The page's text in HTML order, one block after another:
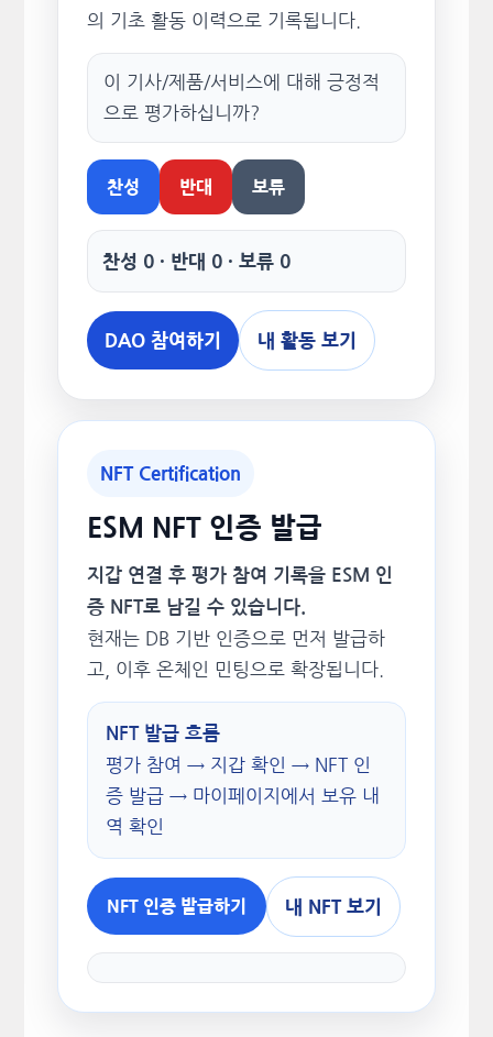
의 기초 활동 이력으로 기록됩니다.
이 기사/제품/서비스에 대해 긍정적
으로 평가하십니까?
찬성 반대 보류
찬성 0 · 반대 0 · 보류 0
DAO 참여하기 내 활동 보기
NFT Certification
ESM NFT 인증 발급
지갑 연결 후 평가 참여 기록을 ESM 인
증 NFT로 남길 수 있습니다.
현재는 DB 기반 인증으로 먼저 발급하
고, 이후 온체인 민팅으로 확장됩니다.
NFT 발급 흐름
평가 참여 → 지갑 확인 → NFT 인
증 발급 → 마이페이지에서 보유 내
역 확인
NFT 인증 발급하기 내 NFT 보기